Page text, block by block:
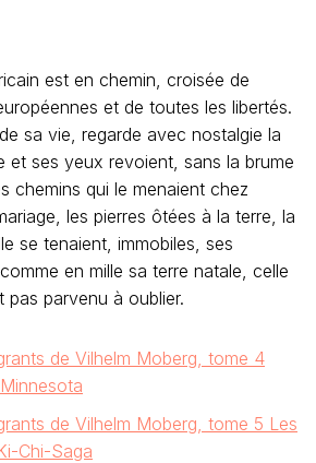
est en chemin, croisée de
et de toutes les libertés.
sa vie, regarde avec nostalgie la
et ses yeux revoient, sans la brume
chemins qui le menaient chez
les pierres ôtées à la terre, la
se tenaient, immobiles, ses
en mille sa terre natale, celle
pas parvenu à oublier.
de Vilhelm Moberg, tome 4
de Vilhelm Moberg, tome 5 Les
Chi-Saga